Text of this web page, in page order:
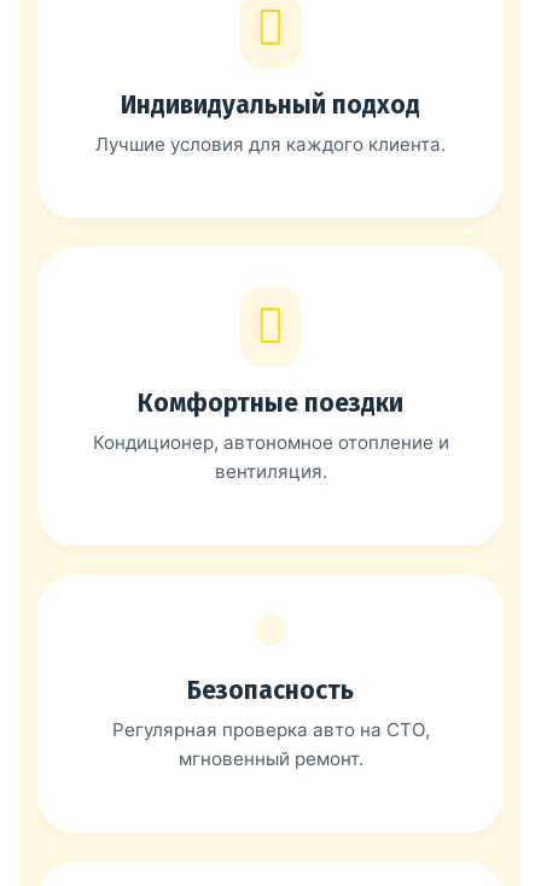
Индивидуальный подход
Лучшие условия для каждого клиента.
Комфортные поездки
Кондиционер, автономное отопление и
вентиляция.
Безопасность
Регулярная проверка авто на СТО,
мгновенный ремонт.